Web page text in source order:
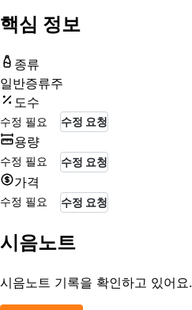
핵심 정보
종류
일반증류주
도수
수정 필요 수정 요청
용량
수정 필요 수정 요청
가격
수정 필요 수정 요청
시음노트
시음노트 기록을 확인하고 있어요.